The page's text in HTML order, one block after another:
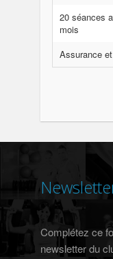
20 séances
mois
Assurance
Complétez ce
newsletter du